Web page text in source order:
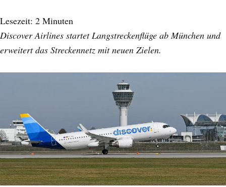
Lesezeit: 2 Minuten
Discover Airlines startet Langstreckenflüge ab München und
erweitert das Streckennetz mit neuen Zielen.